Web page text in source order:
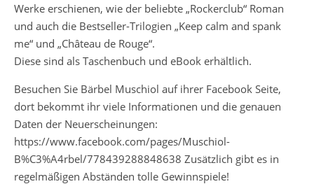
Werke erschienen, wie der beliebte „Rockerclub“ Roman
und auch die Bestseller-Trilogien „Keep calm and spank
me“ und „Château de Rouge“.
Diese sind als Taschenbuch und eBook erhältlich.
Besuchen Sie Bärbel Muschiol auf ihrer Facebook Seite,
dort bekommt ihr viele Informationen und die genauen
Daten der Neuerscheinungen:
https://www.facebook.com/pages/Muschiol-
B%C3%A4rbel/778439288848638 Zusätzlich gibt es in
regelmäßigen Abständen tolle Gewinnspiele!